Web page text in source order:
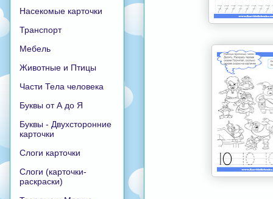
Насекомые карточки
Транспорт
Мебель
Животные и Птицы
Части Тела человека
Буквы от А до Я
Буквы - Двухсторонние
карточки
Слоги карточки
Слоги (карточки-
раскраски)